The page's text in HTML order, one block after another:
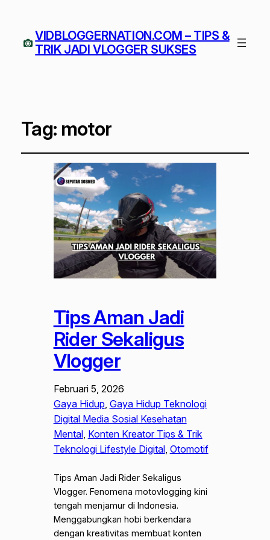
VIDBLOGGERNATION.COM – TIPS &
TRIK JADI VLOGGER SUKSES
Tag: motor
Tips Aman Jadi
Rider Sekaligus
Vlogger
Februari 5, 2026
Gaya Hidup, Gaya Hidup Teknologi
Digital Media Sosial Kesehatan
Mental, Konten Kreator Tips & Trik
Teknologi Lifestyle Digital, Otomotif
Tips Aman Jadi Rider Sekaligus
Vlogger. Fenomena motovlogging kini
tengah menjamur di Indonesia.
Menggabungkan hobi berkendara
dengan kreativitas membuat konten